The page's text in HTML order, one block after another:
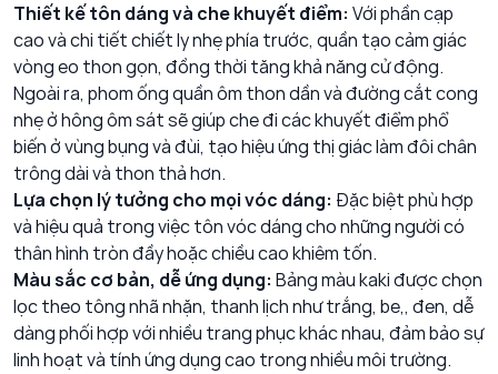
Thiết kế tôn dáng và che khuyết điểm: Với phần cạp
cao và chi tiết chiết ly nhẹ phía trước, quần tạo cảm giác
vòng eo thon gọn, đồng thời tăng khả năng cử động.
Ngoài ra, phom ống quần ôm thon dần và đường cắt cong
nhẹ ở hông ôm sát sẽ giúp che đi các khuyết điểm phổ
biến ở vùng bụng và đùi, tạo hiệu ứng thị giác làm đôi chân
trông dài và thon thả hơn.
Lựa chọn lý tưởng cho mọi vóc dáng: Đặc biệt phù hợp
và hiệu quả trong việc tôn vóc dáng cho những người có
thân hình tròn đầy hoặc chiều cao khiêm tốn.
Màu sắc cơ bản, dễ ứng dụng: Bảng màu kaki được chọn
lọc theo tông nhã nhặn, thanh lịch như trắng, be,, đen, dễ
dàng phối hợp với nhiều trang phục khác nhau, đảm bảo sự
linh hoạt và tính ứng dụng cao trong nhiều môi trường.